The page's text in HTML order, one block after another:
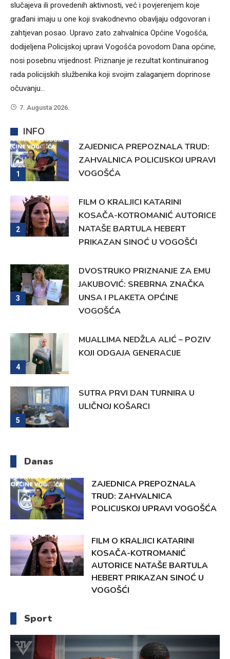
slučajeva ili provedenih aktivnosti, već i povjerenjem koje
građani imaju u one koji svakodnevno obavljaju odgovoran i
zahtjevan posao. Upravo zato zahvalnica Općine Vogošća,
dodijeljena Policijskoj upravi Vogošća povodom Dana općine,
nosi posebnu vrijednost. Priznanje je rezultat kontinuiranog
rada policijskih službenika koji svojim zalaganjem doprinose
očuvanju…
7. Augusta 2026.
INFO
1
ZAJEDNICA PREPOZNALA TRUD:
ZAHVALNICA POLICIJSKOJ UPRAVI
VOGOŠĆA
2
FILM O KRALJICI KATARINI
KOSAČA-KOTROMANIĆ AUTORICE
NATAŠE BARTULA HEBERT
PRIKAZAN SINOĆ U VOGOŠĆI
3
DVOSTRUKO PRIZNANJE ZA EMU
JAKUBOVIĆ: SREBRNA ZNAČKA
UNSA I PLAKETA OPĆINE
VOGOŠĆA
4
MUALLIMA NEDŽLA ALIĆ – POZIV
KOJI ODGAJA GENERACIJE
5
SUTRA PRVI DAN TURNIRA U
ULIČNOJ KOŠARCI
Danas
ZAJEDNICA PREPOZNALA
TRUD: ZAHVALNICA
POLICIJSKOJ UPRAVI VOGOŠĆA
FILM O KRALJICI KATARINI
KOSAČA-KOTROMANIĆ
AUTORICE NATAŠE BARTULA
HEBERT PRIKAZAN SINOĆ U
VOGOŠĆI
Sport